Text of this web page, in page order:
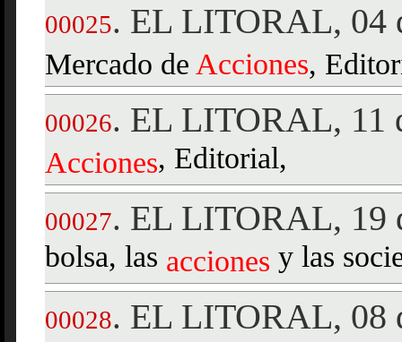
00025. EL LITORAL, 04
Mercado de Acciones,
00026. EL LITORAL, 11
Acciones, Editorial,
00027. EL LITORAL, 19
bolsa, las acciones y las
00028. EL LITORAL, 08